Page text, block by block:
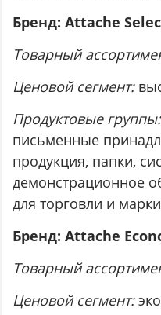
Бренд: Attache
Товарный
Ценовой сегмент:
Продуктовые группы:
письменные
продукция, папки,
демонстрационное
для торговли и
Бренд: Attache
Товарный
Ценовой сегмент: